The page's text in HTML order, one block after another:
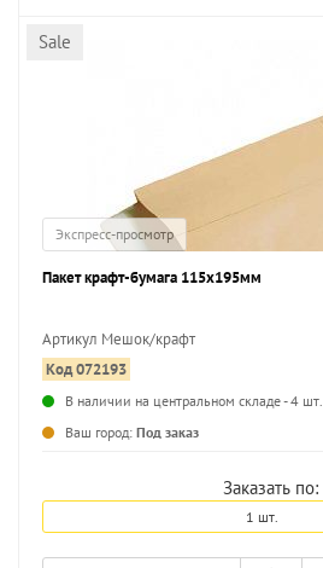
Sale
Экспресс-просмотр
Пакет крафт-бумага 115х195мм
Артикул Мешок/крафт
Код 072193
В наличии на центральном складе - 4 шт.
Ваш город: Под заказ
Заказать по:
1 шт.